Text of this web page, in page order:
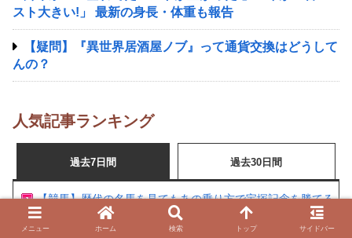
スト大きい!」 最新の身長・体重も報告
【疑問】『異世界居酒屋ノブ』って通貨交換はどうして
んの？
人気記事ランキング
過去7日間 過去30日間
【競馬】歴代の名馬を見てもあの乗り方で宝塚記念を勝てるの
父 ワンアンドオンリー 母 メイショウマンボ
メニュー ホーム 検索 トップ サイドバー